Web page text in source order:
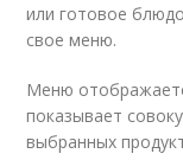
или готовое
свое меню.
Меню
показывает
выбранных